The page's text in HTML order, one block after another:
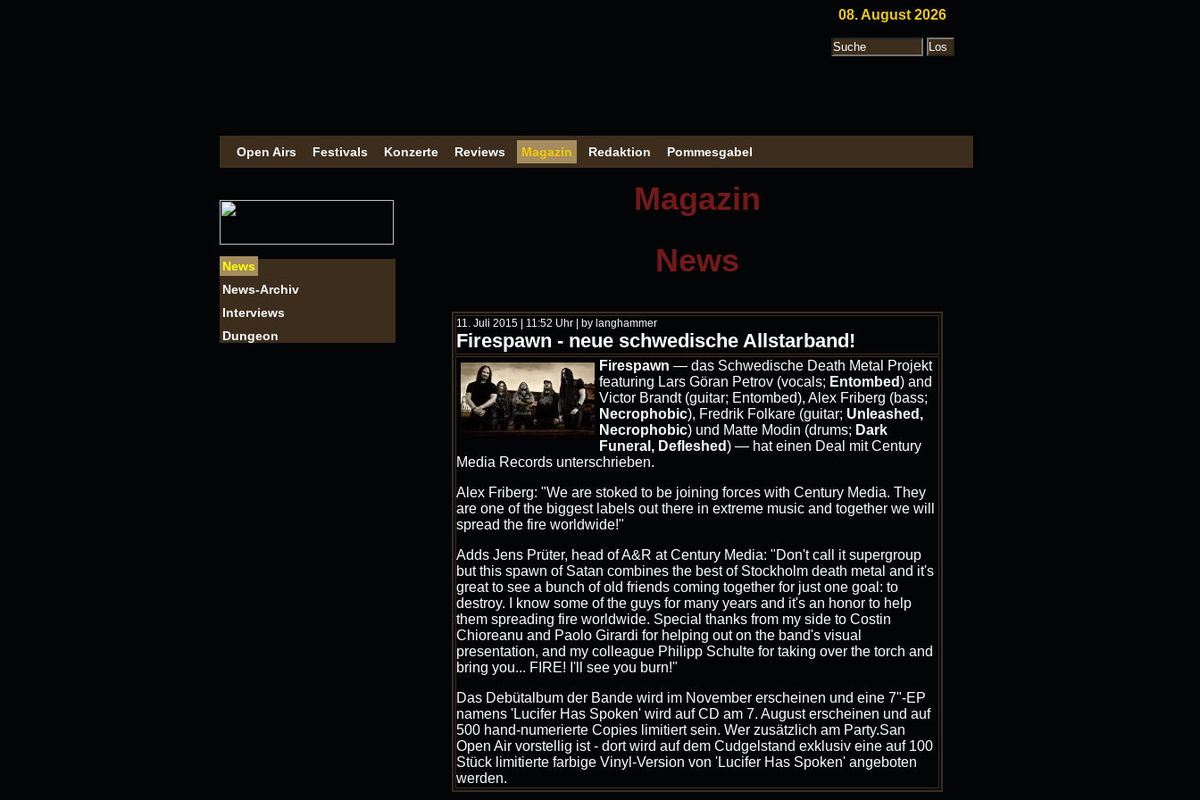
08. August 2026
Open Airs Festivals Konzerte Reviews Magazin Redaktion Pommesgabel
Magazin
News
News-Archiv
Interviews
Dungeon
News
11. Juli 2015 | 11:52 Uhr | by langhammer
Firespawn - neue schwedische Allstarband!
Firespawn — das Schwedische Death Metal Projekt
featuring Lars Göran Petrov (vocals; Entombed) and
Victor Brandt (guitar; Entombed), Alex Friberg (bass;
Necrophobic), Fredrik Folkare (guitar; Unleashed,
Necrophobic) und Matte Modin (drums; Dark
Funeral, Defleshed) — hat einen Deal mit Century
Media Records unterschrieben.
Alex Friberg: "We are stoked to be joining forces with Century Media. They
are one of the biggest labels out there in extreme music and together we will
spread the fire worldwide!"
Adds Jens Prüter, head of A&R at Century Media: "Don't call it supergroup
but this spawn of Satan combines the best of Stockholm death metal and it's
great to see a bunch of old friends coming together for just one goal: to
destroy. I know some of the guys for many years and it's an honor to help
them spreading fire worldwide. Special thanks from my side to Costin
Chioreanu and Paolo Girardi for helping out on the band's visual
presentation, and my colleague Philipp Schulte for taking over the torch and
bring you... FIRE! I'll see you burn!"
Das Debütalbum der Bande wird im November erscheinen und eine 7"-EP
namens 'Lucifer Has Spoken' wird auf CD am 7. August erscheinen und auf
500 hand-numerierte Copies limitiert sein. Wer zusätzlich am Party.San
Open Air vorstellig ist - dort wird auf dem Cudgelstand exklusiv eine auf 100
Stück limitierte farbige Vinyl-Version von 'Lucifer Has Spoken' angeboten
werden.